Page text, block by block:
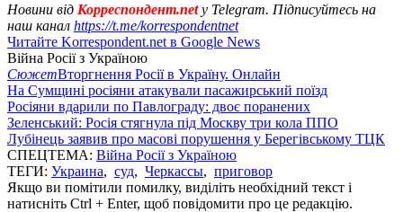
Новини від Корреспондент.netу Telegram. Підписуйтесь на
наш канал https://t.me/korrespondentnet
Читайте Korrespondent.net в Google News
Війна Росії з Україною
СюжетВторгнення Росії в Україну. Онлайн
На Сумщині росіяни атакували пасажирський поїзд
Росіяни вдарили по Павлограду: двоє поранених
Зеленський: Росія стягнула під Москву три кола ППО
Лубінець заявив про масові порушення у Берегівському ТЦК
СПЕЦТЕМА: Війна Росії з Україною
ТЕГИ: Украина, суд, Черкассы, приговор
Якщо ви помітили помилку, виділіть необхідний текст і
натисніть Ctrl + Enter, щоб повідомити про це редакцію.